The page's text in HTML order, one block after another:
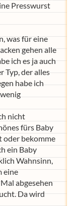
Presswurst
was für eine
gehen alle
ich es ja auch
Typ, der alles
habe ich
nicht
fürs Baby
oder bekomme
ein Baby
Wahnsinn,
eine
abgesehen
Da wird